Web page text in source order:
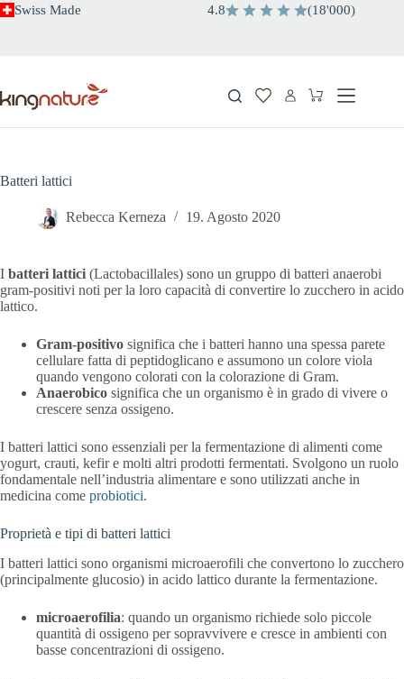
SaltaSwiss Made 4.8 (18'000)
Carrello
Batteri lattici
Rebecca Kerneza 19. Agosto 2020
I batteri lattici (Lactobacillales) sono un gruppo di batteri anaerobi
gram-positivi noti per la loro capacità di convertire lo zucchero in acido
lattico.
Gram-positivo significa che i batteri hanno una spessa parete
cellulare fatta di peptidoglicano e assumono un colore viola
quando vengono colorati con la colorazione di Gram.
Anaerobico significa che un organismo è in grado di vivere o
crescere senza ossigeno.
I batteri lattici sono essenziali per la fermentazione di alimenti come
yogurt, crauti, kefir e molti altri prodotti fermentati. Svolgono un ruolo
fondamentale nell’industria alimentare e sono utilizzati anche in
medicina come probiotici.
Proprietà e tipi di batteri lattici
I batteri lattici sono organismi microaerofili che convertono lo zucchero
(principalmente glucosio) in acido lattico durante la fermentazione.
microaerofilia: quando un organismo richiede solo piccole
quantità di ossigeno per sopravvivere e cresce in ambienti con
basse concentrazioni di ossigeno.